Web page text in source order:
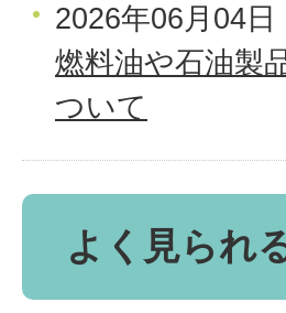
2026年06月04日
燃料油や石油製
ついて
よく見られ